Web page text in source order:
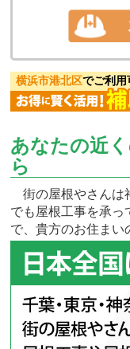
横浜市港北区でご利用
あなたの近
ら
街の屋根やさんは
でも屋根工事を承っ
で、貴方のお住まい